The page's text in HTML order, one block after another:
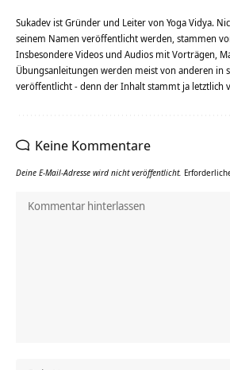
Sukadev ist Gründer und Leiter von Yoga Vidya.
seinem Namen veröffentlicht werden, stammen
Insbesondere Videos und Audios mit Vorträgen,
Übungsanleitungen werden meist von anderen in
veröffentlicht - denn der Inhalt stammt ja letztlich
Keine Kommentare
Deine E-Mail-Adresse wird nicht veröffentlicht.